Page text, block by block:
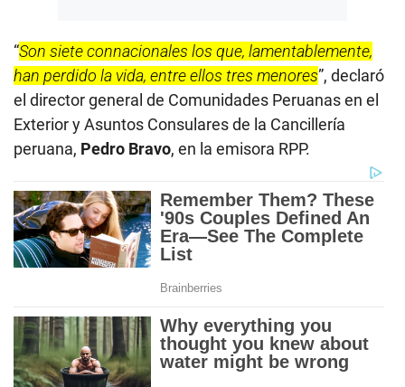
“Son siete connacionales los que, lamentablemente,
han perdido la vida, entre ellos tres menores”, declaró
el director general de Comunidades Peruanas en el
Exterior y Asuntos Consulares de la Cancillería
peruana, Pedro Bravo, en la emisora RPP.